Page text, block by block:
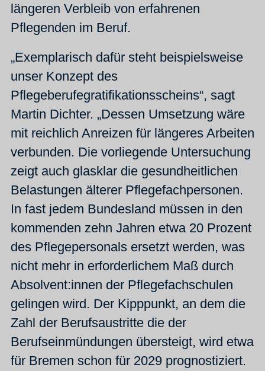
längeren Verbleib von erfahrenen
Pflegenden im Beruf.
„Exemplarisch dafür steht beispielsweise
unser Konzept des
Pflegeberufegratifikationsscheins“, sagt
Martin Dichter. „Dessen Umsetzung wäre
mit reichlich Anreizen für längeres Arbeiten
verbunden. Die vorliegende Untersuchung
zeigt auch glasklar die gesundheitlichen
Belastungen älterer Pflegefachpersonen.
In fast jedem Bundesland müssen in den
kommenden zehn Jahren etwa 20 Prozent
des Pflegepersonals ersetzt werden, was
nicht mehr in erforderlichem Maß durch
Absolvent:innen der Pflegefachschulen
gelingen wird. Der Kipppunkt, an dem die
Zahl der Berufsaustritte die der
Berufseinmündungen übersteigt, wird etwa
für Bremen schon für 2029 prognostiziert.